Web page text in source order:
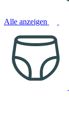
Alle anzeigen